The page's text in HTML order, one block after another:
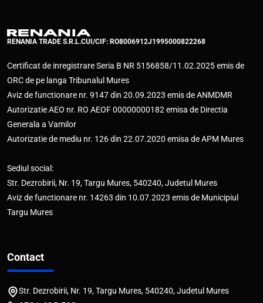
RENANIA TRADE S.R.L.CUI/CIF: RO8006912J1995000822268
Certificat de inregistrare Seria B NR 5156858/11.02.2025 emis de
ORC de pe langa Tribunalul Mures
Aviz de functionare nr. 9147 din 20.09.2023 emis de ANMDMR
Autorizatie AEO nr. RO AEOF 00000000182 emisa de Directia
Generala a Vamilor
Autorizatie de mediu nr. 126 din 22.07.2020 emisa de APM Mures
Sediul social:
Str. Dezrobirii, Nr. 19, Targu Mures, 540240, Judetul Mures
Aviz de functionare nr. 14263 din 10.07.2023 emis de Municipiul
Targu Mures
Contact
Str. Dezrobirii, Nr. 19, Targu Mures, 540240, Judetul Mures